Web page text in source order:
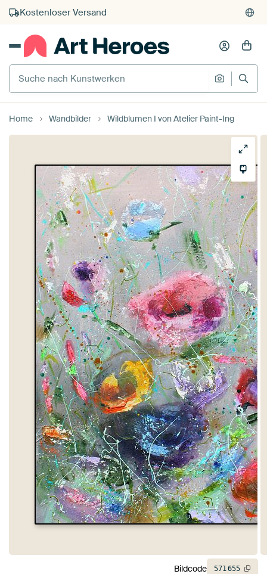
Kauf auf Rechnung
Individueller Druck auf Bestellung
Suche nach Kunstwerken
Suche
Home Wandbilder Wildblumen I von Atelier Paint-Ing
Bildcode 571655